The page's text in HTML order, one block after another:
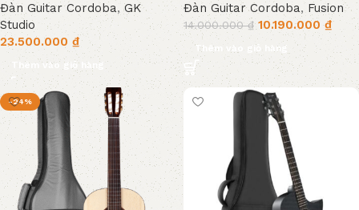
Đàn Guitar Cordoba,GK
Studio
23.500.000 ₫
Thêm vào giỏ hàng
Đàn Guitar Cordoba, Fusion
14.000.000₫ 10.190.000₫
Thêm vào giỏ hàng
-24%